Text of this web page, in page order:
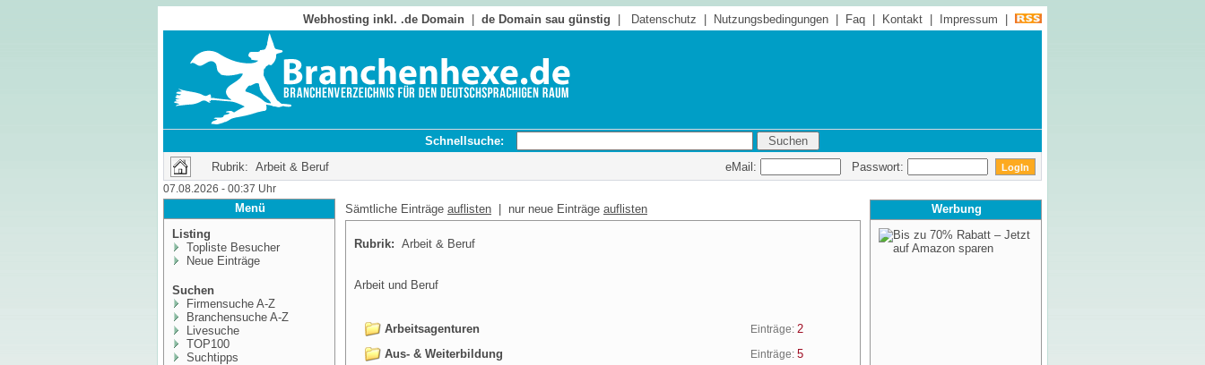
Webhosting inkl. .de Domain de Domain sau günstig Datenschutz Nutzungsbedingungen Faq Kontakt Impressum
Schnellsuche:
Rubrik: Arbeit & Beruf
eMail: Passwort:
07.08.2026 - 00:37 Uhr
Menü
Listing
Topliste Besucher
Neue Einträge
Suchen
Firmensuche A-Z
Branchensuche A-Z
Livesuche
TOP100
Suchtipps
Sämtliche Einträge auflisten | nur neue Einträge auflisten
Rubrik: Arbeit & Beruf
Arbeit und Beruf
Arbeitsagenturen Einträge: 2
Aus- & Weiterbildung
Einträge: 5
Werbung